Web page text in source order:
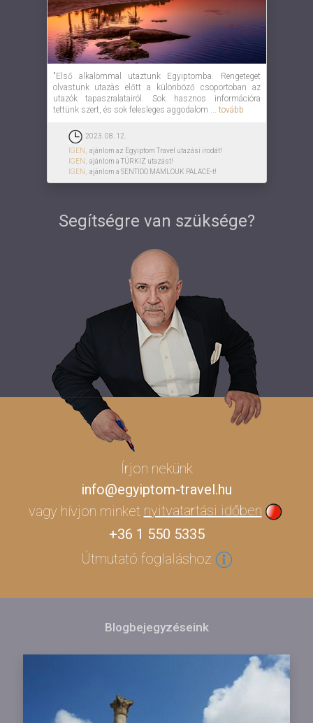
"Első alkalommal utaztunk Egyiptomba. Rengeteget
olvastunk utazàs előtt a különböző csoportoban az
utazók tapaszralatairól. Sok hasznos információra
tettünk szert, és sok felesleges aggodalom ... tovább
2023. 08. 12.
IGEN,
ajánlom az Egyiptom Travel utazási irodát!
IGEN,
ajánlom a TÜRKIZ utazást!
IGEN,
ajánlom a SENTIDO MAMLOUK PALACE-t!
Segítségre van szüksége?
Írjon nekünk
info@egyiptom-travel.hu
vagy hívjon minket nyitvatartási időben
+36 1 550 5335
Útmutató foglaláshoz
Blogbejegyzéseink